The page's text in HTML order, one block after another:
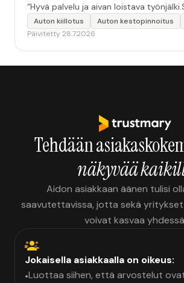
“Hyvä palvelu ja aivan loistava
Auton kiillotus Auton kestopinnoitus
Päivitetty 28.7.2026
Tehdään
näkyvää
Aidon asiakkaan äänen tulisi
saavutettavissa, jotta sekä
voivat kasvaa
Jokaisella asiakkaalla on oikeus:
•Luottaa siihen, että arvostelut